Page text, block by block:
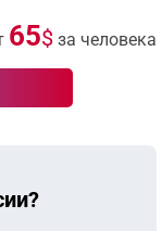
65$ за человека